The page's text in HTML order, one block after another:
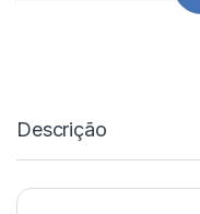
Descrição